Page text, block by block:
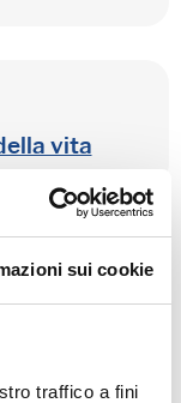
sui cookie
traffico a fini
vita
alla